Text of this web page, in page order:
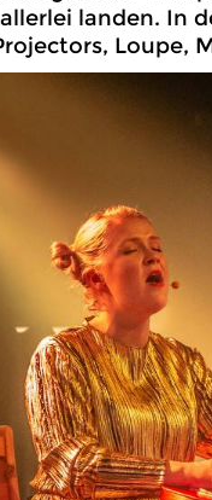
landen. In
Loupe,